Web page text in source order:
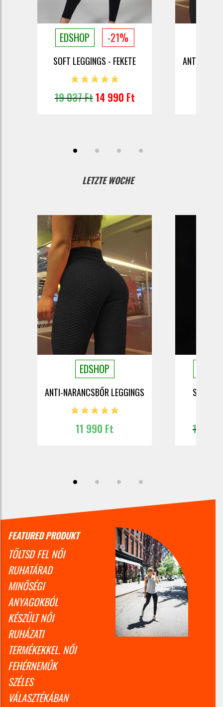
EDSHOP -21%
SOFT LEGGINGS - FEKETE
19 037 Ft14 990 Ft
ANTI-
LETZTE WOCHE
EDSHOP
ANTI-NARANCSBŐR LEGGINGS
11 990 Ft
SOFT
19
FEATURED PRODUKT
TÖLTSD FEL NŐI
RUHATÁRAD
MINŐSÉGI
ANYAGOKBÓL
KÉSZÜLT NŐI
RUHÁZATI
TERMÉKEKKEL. NŐI
FEHÉRNEMŰK
SZÉLES
VÁLASZTÉKÁBAN